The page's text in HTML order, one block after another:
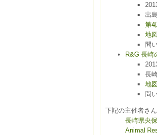
出
第4
地
問
R&G 長崎
長
地
問
下記の主催者さ
長崎県央
Animal